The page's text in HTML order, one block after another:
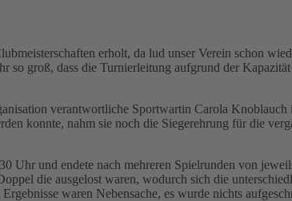
erholt, da lud unser Verein schon
so groß, dass die Turnierleitung aufgrund der
verantwortliche Sportwartin Carola
konnte, nahm sie noch die Siegerehrung für die
Uhr und endete nach mehreren Spielrunden von
die ausgelost waren, wodurch sich die
waren Nebensache, es wurde nichts